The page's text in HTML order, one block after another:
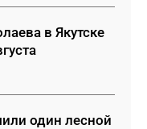
в Якутске
один лесной